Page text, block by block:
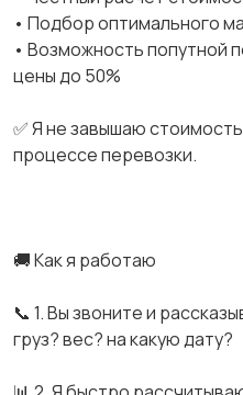
• Подбор оптимального
• Возможность попутной
цены до 50%
✅ Я не завышаю
процессе перевозки.
🚚 Как я работаю
📞 1. Вы звоните и
груз? вес? на какую дату?